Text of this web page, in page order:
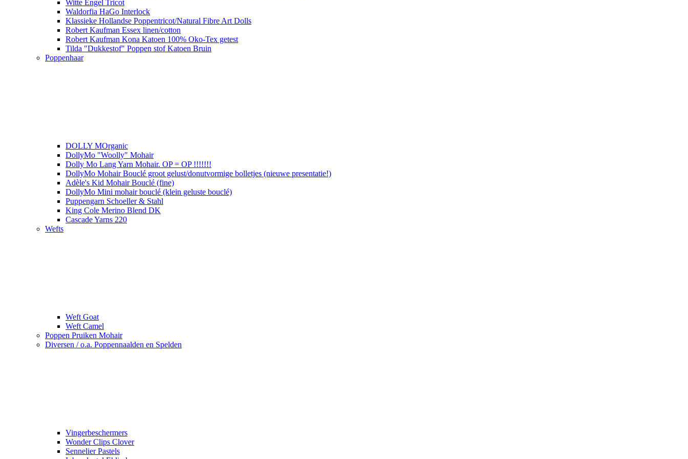
Witte Engel Tricot
Waldorfia HaGo Interlock
Klassieke Hollandse Poppentricot/Natural Fibre Art Dolls
Robert Kaufman Essex linen/cotton
Robert Kaufman Kona Katoen 100% Oko-Tex getest
Tilda "Dukkestof" Poppen stof Katoen Bruin
Poppenhaar
DOLLY MOrganic
DollyMo "Woolly" Mohair
Dolly Mo Lang Yarn Mohair. OP = OP !!!!!!!
DollyMo Mohair Bouclé groot gelust/donutvormige bolletjes (nieuwe presentatie!)
Adèle's Kid Mohair Bouclé (fine)
DollyMo Mini mohair bouclé (klein geluste bouclé)
Puppengarn Schoeller & Stahl
King Cole Merino Blend DK
Cascade Yarns 220
Wefts
Weft Goat
Weft Camel
Poppen Pruiken Mohair
Diversen / o.a. Poppennaalden en Spelden
Vingerbeschermers
Wonder Clips Clover
Sennelier Pastels